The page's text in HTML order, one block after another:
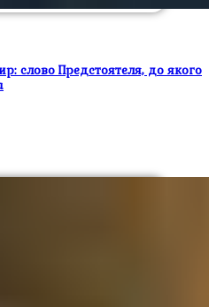
слово Предстоятеля, до якого